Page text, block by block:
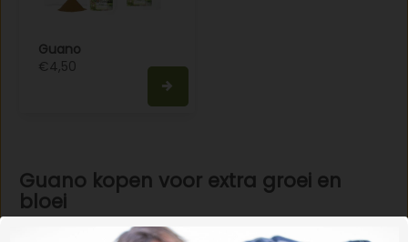
Guano
€4,50
Guano kopen voor extra groei en
bloei